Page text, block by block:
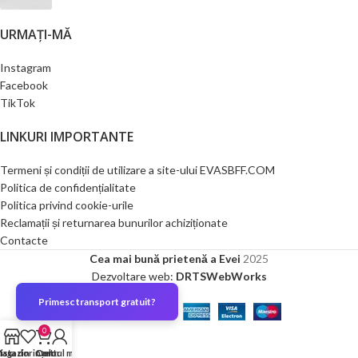
URMAȚI-MĂ
Instagram
Facebook
TikTok
LINKURI IMPORTANTE
Termeni și condiții de utilizare a site-ului EVASBFF.COM
Politica de confidențialitate
Politica privind cookie-urile
Reclamații și returnarea bunurilor achiziționate
Contacte
Cea mai bună prietenă a Evei 2025
Dezvoltare web: DRTSWebWorks
Primesc transport gratuit?
dorințelor
0
Cart
Contul meu